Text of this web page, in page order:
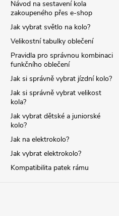
Návod na sestavení kola
zakoupeného přes e-shop
Jak vybrat světlo na kolo?
Velikostní tabulky oblečení
Pravidla pro správnou kombinaci
funkčního oblečení
Jak si správně vybrat jízdní kolo?
Jak si správně vybrat velikost
kola?
Jak vybrat dětské a juniorské
kolo?
Jak na elektrokolo?
Jak vybrat elektrokolo?
Kompatibilita patek rámu